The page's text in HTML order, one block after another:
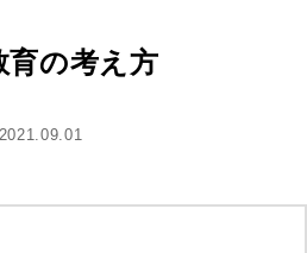
育の考え方
2021.09.01